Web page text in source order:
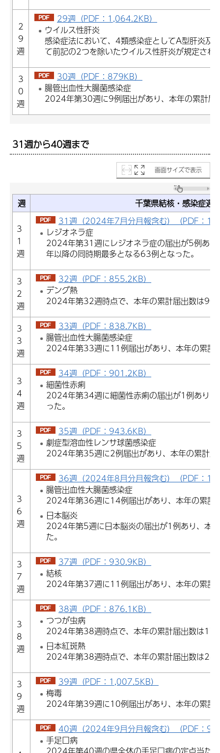
2
9
週
29週（PDF：1,064.2KB）
ウイルス性肝炎
感染症法において、4類感染症としてA型肝炎及
て前記の2つを除いたウイルス性肝炎が規定され
3
0
週
30週（PDF：879KB）
腸管出血性大腸菌感染症
2024年第30週に9例届出があり、本年の累計届
31週から40週まで
画面サイズで表示
週 千葉県結核・感染症週
3
1
週
31週（2024年7月分月報含む）（PDF：
レジオネラ症
2024年第31週にレジオネラ症の届出が5例あ
年以降の同時期最多となる63例となった。
3
2
週
32週（PDF：855.2KB）
デング熱
2024年第32週時点で、本年の累計届出数は9例
3
3
週
33週（PDF：838.7KB）
腸管出血性大腸菌感染症
2024年第33週に11例届出があり、本年の累計
3
4
週
34週（PDF：901.2KB）
細菌性赤痢
2024年第34週に細菌性赤痢の届出が1例あり
った。
3
5
週
35週（PDF：943.6KB）
劇症型溶血性レンサ球菌感染症
2024年第35週に2例届出があり、本年の累計
3
6
週
36週（2024年8月分月報含む）（PDF：
腸管出血性大腸菌感染症
2024年第36週に14例届出があり、本年の累計
日本脳炎
2024年第5週に日本脳炎の届出が1例あり、本
た。
3
7
週
37週（PDF：930.9KB）
結核
2024年第37週に11例届出があり、本年の累計
3
8
週
38週（PDF：876.1KB）
つつが虫病
2024年第38週時点で、本年の累計届出数は17
日本紅斑熱
2024年第38週時点で、本年の累計届出数は24
3
9
週
39週（PDF：1,007.5KB）
梅毒
2024年第39週に10例届出があり、本年の累計
40週（2024年9月分月報含む）（PDF：
手足口病